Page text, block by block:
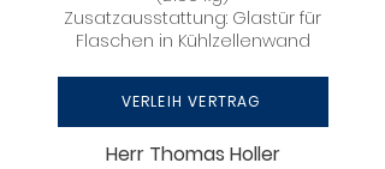
Zusatzausstattung: Glastür für
Flaschen in Kühlzellenwand
VERLEIH VERTRAG
Herr Thomas Holler